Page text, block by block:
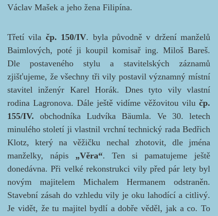
Václav Mašek a jeho žena Filipína.
Třetí vila čp. 150/IV. byla původně v držení manželů
Baimlových, poté ji koupil komisař ing. Miloš Bareš.
Dle postaveného stylu a stavitelských záznamů
zjišťujeme, že všechny tři vily postavil významný místní
stavitel inženýr Karel Horák. Dnes tyto vily vlastní
rodina Lagronova. Dále ještě vidíme věžovitou vilu čp.
155/IV. obchodníka Ludvíka Bäumla. Ve 30. letech
minulého století ji vlastnil vrchní technický rada Bedřich
Klotz, který na věžičku nechal zhotovit, dle jména
manželky, nápis „Věra“. Ten si pamatujeme ještě
donedávna. Při velké rekonstrukci vily před pár lety byl
novým majitelem Michalem Hermanem odstraněn.
Stavební zásah do vzhledu vily je oku lahodící a citlivý.
Je vidět, že tu majitel bydlí a dobře věděl, jak a co. To